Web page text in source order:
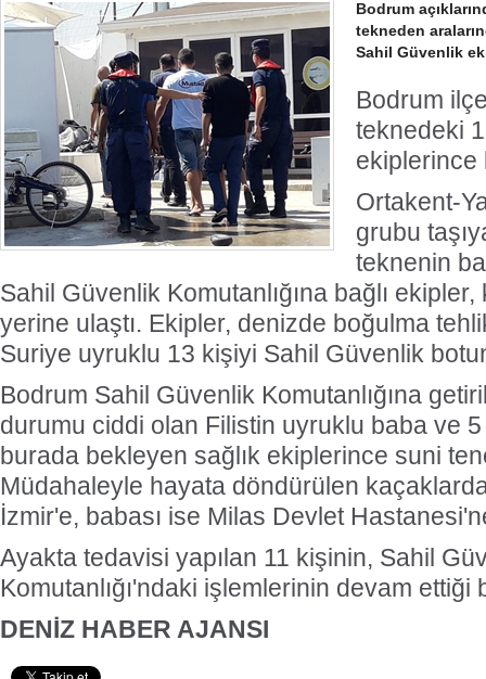
Bodrum
tekneden
Sahil Güvenlik
Bodrum
teknedeki
ekiplerince
Ortakent-
grubu
teknenin
Sahil Güvenlik Komutanlığına bağlı
yerine ulaştı. Ekipler, denizde boğulma
Suriye uyruklu 13 kişiyi Sahil Güvenlik
Bodrum Sahil Güvenlik Komutanlığına
durumu ciddi olan Filistin uyruklu baba ve
burada bekleyen sağlık ekiplerince suni
Müdahaleyle hayata döndürülen
İzmir'e, babası ise Milas Devlet
Ayakta tedavisi yapılan 11 kişinin, Sahil
Komutanlığı'ndaki işlemlerinin devam ettiği
DENİZ HABER AJANSI